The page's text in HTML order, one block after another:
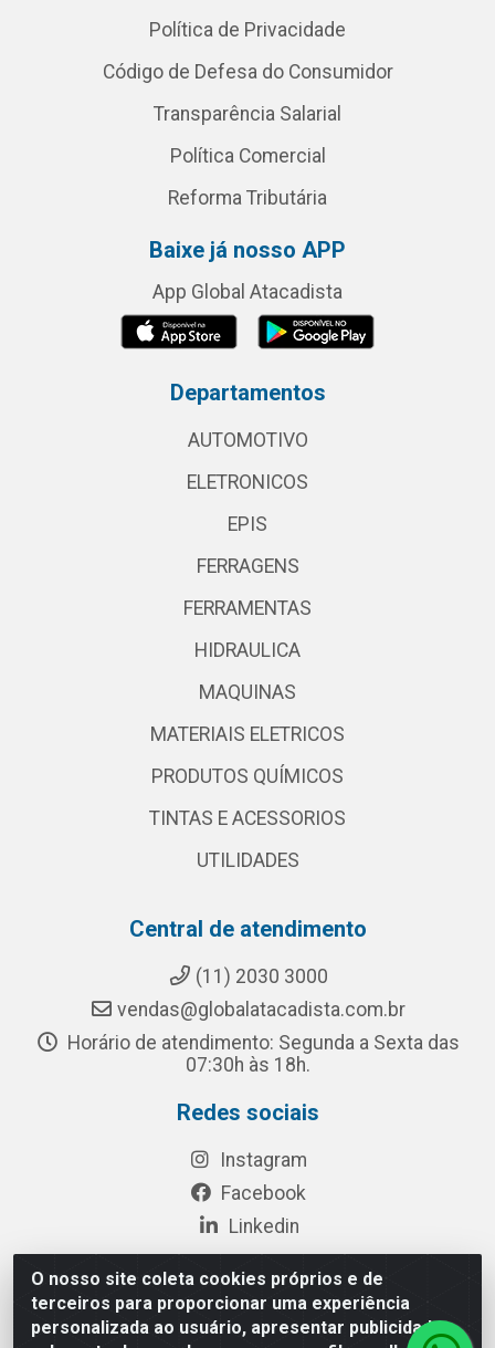
O nosso site coleta cookies próprios e de
terceiros para proporcionar uma experiência
personalizada ao usuário, apresentar publicidade
Política de Privacidade
Código de Defesa do Consumidor
Transparência Salarial
Política Comercial
Reforma Tributária
Baixe já nosso APP
App Global Atacadista
Departamentos
AUTOMOTIVO
ELETRONICOS
EPIS
FERRAGENS
FERRAMENTAS
HIDRAULICA
MAQUINAS
MATERIAIS ELETRICOS
PRODUTOS QUÍMICOS
TINTAS E ACESSORIOS
UTILIDADES
Central de atendimento
(11) 2030 3000
vendas@globalatacadista.com.br
Horário de atendimento: Segunda a Sexta das
07:30h às 18h.
Redes sociais
Instagram
Facebook
Linkedin
Rua Chipuê, 117 - S. Miguel Paulista São Paulo/SP - CEP
08010-260- CNPJ: 03.010.739/0001-72